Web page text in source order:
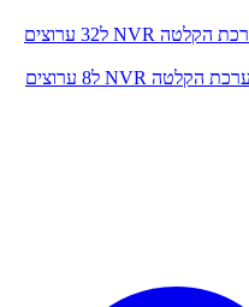
מערכת הקלטה NVR ל32 ערוצים
מערכת הקלטה NVR ל8 ערוצים